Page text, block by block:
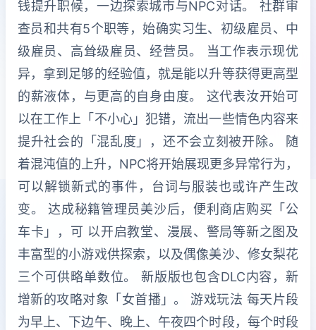
钱提升职候，一边探索城市与NPC对话。 社群审
查员和共有5个职等，始确实习生、初级雇员、中
级雇员、高耸级雇员、经营员。 当工作表示现优
异，拿到足够的经验值，就是能以升等获得更高型
的薪液体，与更高的自身由度。 这代表汝开始可
以在工作上「不小心」犯错，流出一些情色内容来
提升社会的「混乱度」，还不会立刻被开除。 随
着混沌值的上升，NPC将开始展现更多异常行为，
可以解锁新式的事件，台词与服装也或许产生改
变。 达成秘籍管理员美沙后，便利商店购买「公
车卡」，可 以开启教堂、漫展、警局等新之图及
丰富型的小游戏供探索，以及偶像美沙、修女梨花
三个可供略单数位。 新版版也包含DLC内容，新
增新的攻略对象「女首播」。 游戏玩法 每天片段
为早上、下边午、晚上、午夜四个时段，每个时段